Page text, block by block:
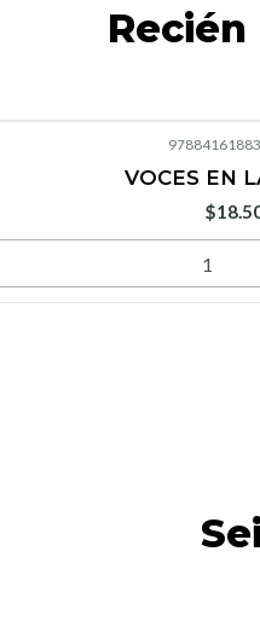
VOCES EN